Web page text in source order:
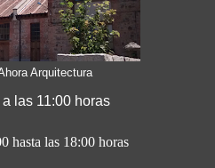
Arquitectura
las 11:00 horas
hasta las 18:00 horas